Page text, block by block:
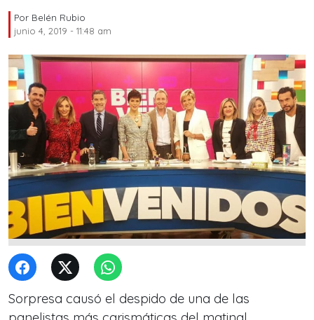
Por Belén Rubio
junio 4, 2019 - 11:48 am
Sorpresa causó el despido de una de las